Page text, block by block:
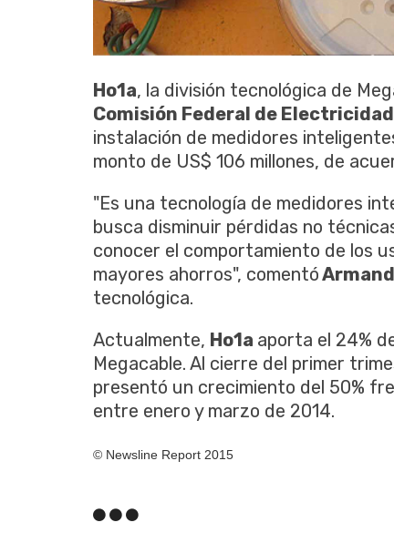
Ho1a, la división tecnológica de
Comisión Federal de Electricidad
instalación de medidores
monto de US$ 106 millones, de
"Es una tecnología de medidores
busca disminuir pérdidas no
conocer el comportamiento de los
mayores ahorros", comentó
tecnológica.
Actualmente, Ho1a aporta el 24%
Megacable. Al cierre del primer
presentó un crecimiento del 50%
entre enero y marzo de 2014.
© Newsline Report 2015